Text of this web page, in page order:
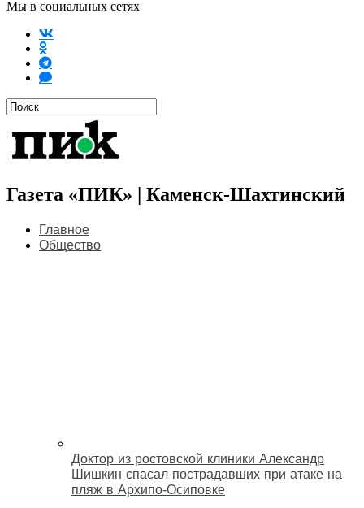
Мы в социальных сетях
Газета «ПИК» | Каменск-Шахтинский
Главное
Общество
Доктор из ростовской клиники Александр
Шишкин спасал пострадавших при атаке на
пляж в Архипо‑Осиповке